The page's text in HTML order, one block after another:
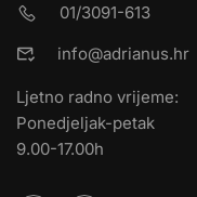
01/3091-613
info@adrianus.hr
Ljetno radno vrijeme:
Ponedjeljak-petak
9.00-17.00h